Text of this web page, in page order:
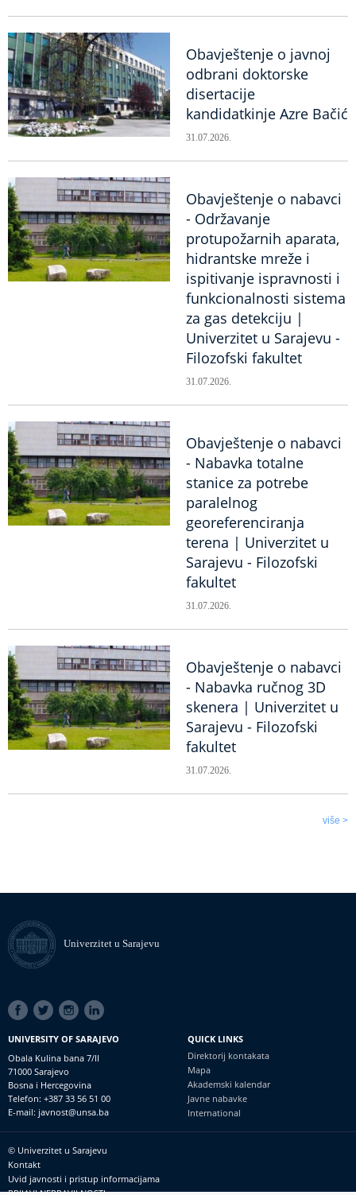
Obavještenje o javnoj
odbrani doktorske
disertacije
kandidatkinje Azre Bačić
31.07.2026.
Obavještenje o nabavci
- Održavanje
protupožarnih aparata,
hidrantske mreže i
ispitivanje ispravnosti i
funkcionalnosti sistema
za gas detekciju |
Univerzitet u Sarajevu -
Filozofski fakultet
31.07.2026.
Obavještenje o nabavci
- Nabavka totalne
stanice za potrebe
paralelnog
georeferenciranja
terena | Univerzitet u
Sarajevu - Filozofski
fakultet
31.07.2026.
Obavještenje o nabavci
- Nabavka ručnog 3D
skenera | Univerzitet u
Sarajevu - Filozofski
fakultet
31.07.2026.
više >
Univerzitet u Sarajevu
SOCIAL
LINKS
UNIVERSITY OF SARAJEVO
Obala Kulina bana 7/II
71000 Sarajevo
Bosna i Hercegovina
Telefon: +387 33 56 51 00
E-mail: javnost@unsa.ba
QUICK LINKS
Direktorij kontakata
Mapa
Akademski kalendar
Javne nabavke
International
Footer
meni
© Univerzitet u Sarajevu
Kontakt
Uvid javnosti i pristup informacijama